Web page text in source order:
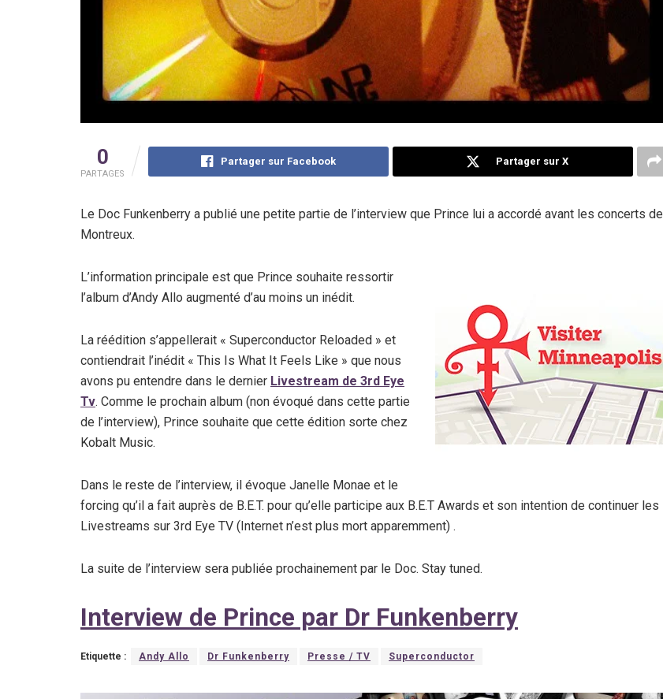
0
PARTAGES
Partager sur Facebook Partager sur X
Le Doc Funkenberry a publié une petite partie de l’interview que Prince lui a accordé avant les concerts de
Montreux.
L’information principale est que Prince souhaite ressortir
l’album d’Andy Allo augmenté d’au moins un inédit.
La réédition s’appellerait « Superconductor Reloaded » et
contiendrait l’inédit « This Is What It Feels Like » que nous
avons pu entendre dans le dernier Livestream de 3rd Eye
Tv. Comme le prochain album (non évoqué dans cette partie
de l’interview), Prince souhaite que cette édition sorte chez
Kobalt Music.
Dans le reste de l’interview, il évoque Janelle Monae et le
forcing qu’il a fait auprès de B.E.T. pour qu’elle participe aux B.E.T Awards et son intention de continuer les
Livestreams sur 3rd Eye TV (Internet n’est plus mort apparemment) .
La suite de l’interview sera publiée prochainement par le Doc. Stay tuned.
Interview de Prince par Dr Funkenberry
Etiquette : Andy Allo Dr Funkenberry Presse / TV Superconductor